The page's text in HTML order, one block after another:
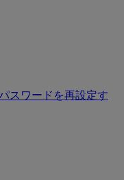
スワードを再設定す